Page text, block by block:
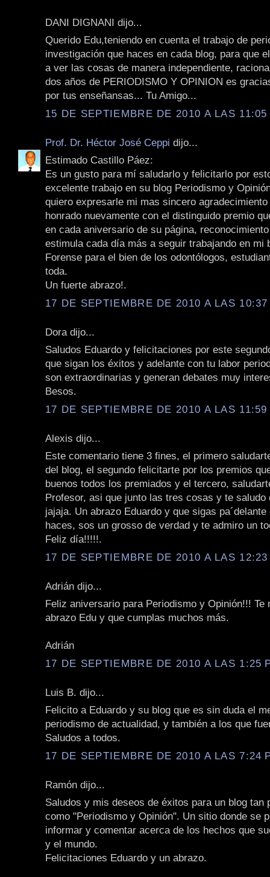
DANI DIGNANI dijo...
Querido Edu,teniendo en cuenta el trabajo de
investigación que haces en cada blog, para que
a ver las cosas de manera independiente,
dos años de PERIODISMO Y OPINION es
por tus enseñansas... Tu Amigo...
15 DE SEPTIEMBRE DE 2010 A LAS 11:05
Prof. Dr. Héctor José Ceppi dijo...
Estimado Castillo Páez:
Es un gusto para mí saludarlo y felicitarlo por
excelente trabajo en su blog Periodismo y
quiero expresarle mi mas sincero
honrado nuevamente con el distinguido premio
en cada aniversario de su página,
estimula cada día más a seguir trabajando en mi
Forense para el bien de los odontólogos,
toda.
Un fuerte abrazo!.
17 DE SEPTIEMBRE DE 2010 A LAS
Dora dijo...
Saludos Eduardo y felicitaciones por este
que sigan los éxitos y adelante con tu labor
son extraordinarias y generan debates muy
Besos.
17 DE SEPTIEMBRE DE 2010 A LAS
Alexis dijo...
Este comentario tiene 3 fines, el primero
del blog, el segundo felicitarte por los premios
buenos todos los premiados y el tercero,
Profesor, asi que junto las tres cosas y te saludo
jajaja. Un abrazo Eduardo y que sigas
haces, sos un grosso de verdad y te admiro un
Feliz día!!!!!.
17 DE SEPTIEMBRE DE 2010 A LAS 12:23
Adrián dijo...
Feliz aniversario para Periodismo y Opinión!!! Te
abrazo Edu y que cumplas muchos más.
Adrián
17 DE SEPTIEMBRE DE 2010 A LAS 1:25
Luis B. dijo...
Felicito a Eduardo y su blog que es sin duda el
periodismo de actualidad, y también a los que
Saludos a todos.
17 DE SEPTIEMBRE DE 2010 A LAS 7:24
Ramón dijo...
Saludos y mis deseos de éxitos para un blog tan
como "Periodismo y Opinión". Un sitio donde se
informar y comentar acerca de los hechos que
y el mundo.
Felicitaciones Eduardo y un abrazo.